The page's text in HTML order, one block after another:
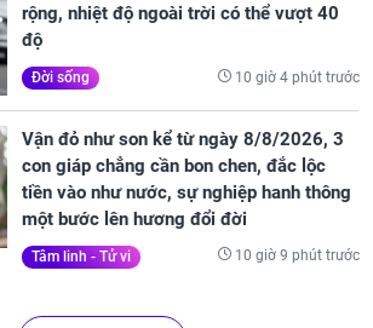
rộng, nhiệt độ ngoài trời có thể vượt 40
độ
Đời sống 10 giờ 4 phút trước
Vận đỏ như son kể từ ngày 8/8/2026, 3
con giáp chẳng cần bon chen, đắc lộc
tiền vào như nước, sự nghiệp hanh thông
một bước lên hương đổi đời
Tâm linh - Tử vi 10 giờ 9 phút trước